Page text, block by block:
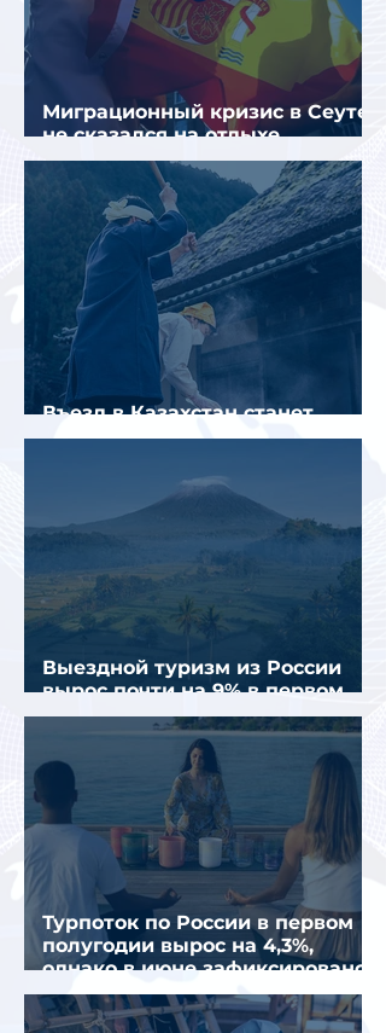
Миграционный кризис в Сеуте
не сказался на отдыхе
российских туристов в Испании
Въезд в Казахстан станет
платным до конца года
Выездной туризм из России
вырос почти на 9% в первом
полугодии 2026 года
Турпоток по России в первом
полугодии вырос на 4,3%,
однако в июне зафиксировано
снижение